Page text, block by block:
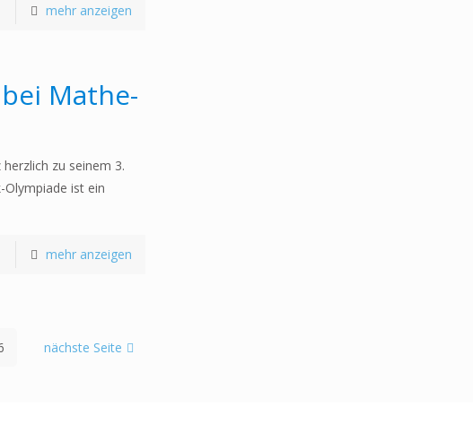
mehr anzeigen
Mathe-
zu seinem 3.
ist ein
mehr anzeigen
nächste Seite